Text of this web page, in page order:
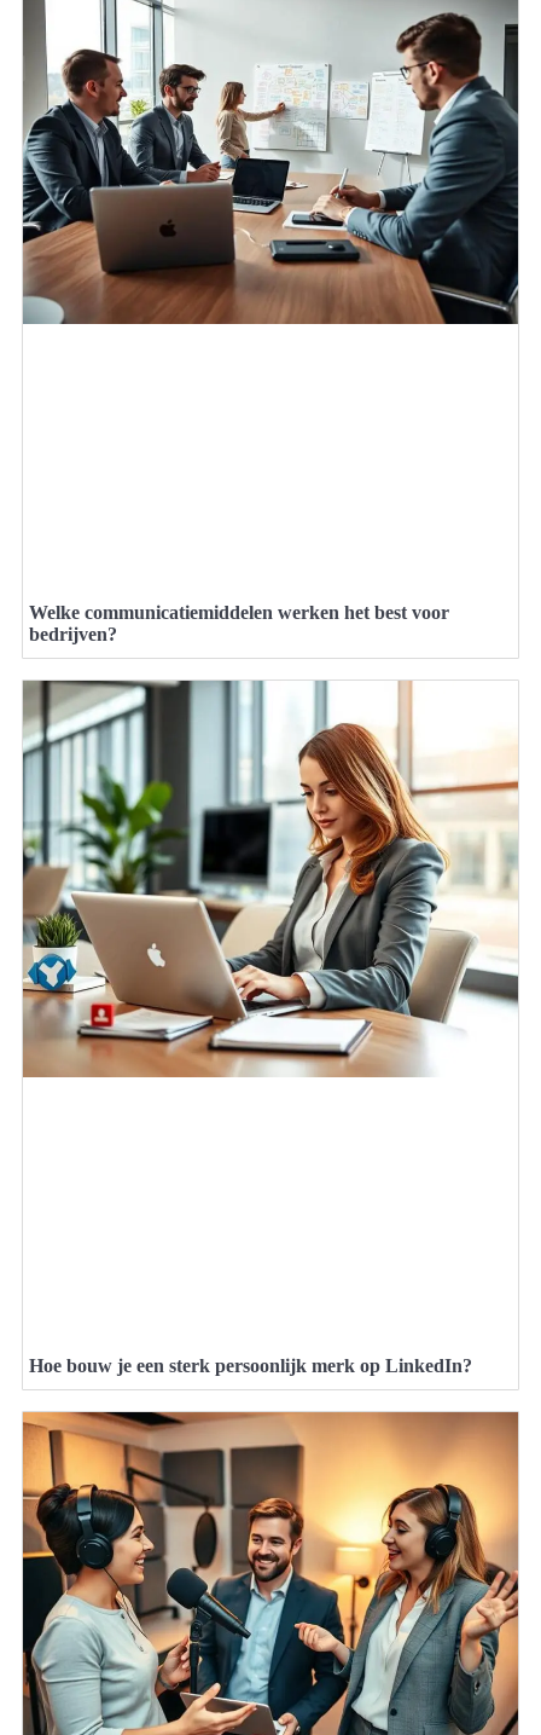
Welke communicatiemiddelen werken het best voor
bedrijven?
Hoe bouw je een sterk persoonlijk merk op LinkedIn?